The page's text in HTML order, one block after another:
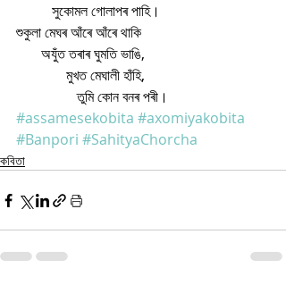
          সুকোমল গোলাপৰ পাহি।
শুকুলা মেঘৰ আঁৰে আঁৰে থাকি
       অযুঁত তৰাৰ ঘুমতি ভাঙি,
              মুখত মেঘালী হাঁহি,
                 তুমি কোন বনৰ পৰী।
#assamesekobita #axomiyakobita
#Banpori #SahityaChorcha
কবিতা